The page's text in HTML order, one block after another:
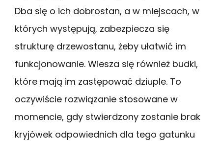
Dba się o ich dobrostan, a w miejscach, w
których występują, zabezpiecza się
strukturę drzewostanu, żeby ułatwić im
funkcjonowanie. Wiesza się również budki,
które mają im zastępować dziuple. To
oczywiście rozwiązanie stosowane w
momencie, gdy stwierdzony zostanie brak
kryjówek odpowiednich dla tego gatunku